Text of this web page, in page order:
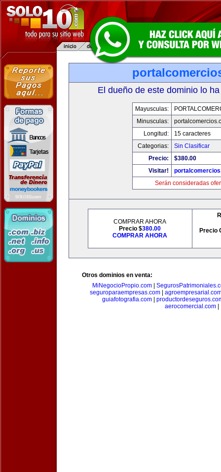
El dueño de este dominio lo
Mayusculas:
Minusculas:
Longitud:
15 caracteres
Categorias:
Sin Clasificar
Precio:
$380.00
Visitar!
Serán consideradas
COMPRAR AHORA
Precio $380.00
COMPRAR AHORA
Precio
Otros dominios en venta:
MiNegocioPropio.com|
seguroparaempresas.com
guiafotografia.com
aerocomercial.com